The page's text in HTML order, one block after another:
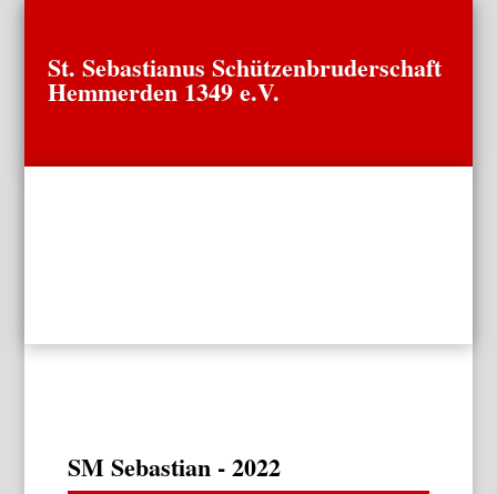
St. Sebastianus Schützenbruderschaft
Hemmerden 1349 e.V.
SM Sebastian - 2022